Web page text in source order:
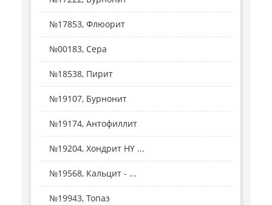
№17853, Флюорит
№00183, Сера
№18538, Пирит
№19107, Бурнонит
№19174, Антофиллит
№19204, Хондрит HY ...
№19568, Кальцит - ...
№19943, Топаз